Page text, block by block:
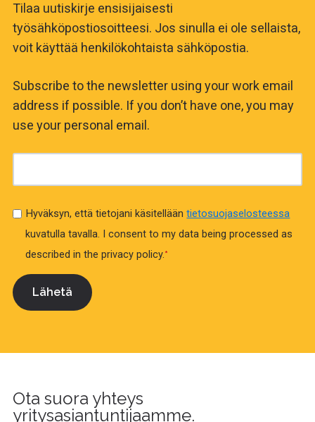
Tilaa uutiskirje ensisijaisesti
työsähköpostiosoitteesi. Jos sinulla ei ole sellaista,
voit käyttää henkilökohtaista sähköpostia.
Subscribe to the newsletter using your work email
address if possible. If you don’t have one, you may
use your personal email.
Hyväksyn, että tietojani käsitellääntietosuojaselosteessa
kuvatulla tavalla.
I consent to my data being processed as
described in the privacy policy.*
Ota suora yhteys
yritysasiantuntijaamme.